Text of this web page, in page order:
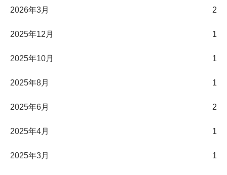
2026年3月 2
2025年12月 1
2025年10月 1
2025年8月 1
2025年6月 2
2025年4月 1
2025年3月 1